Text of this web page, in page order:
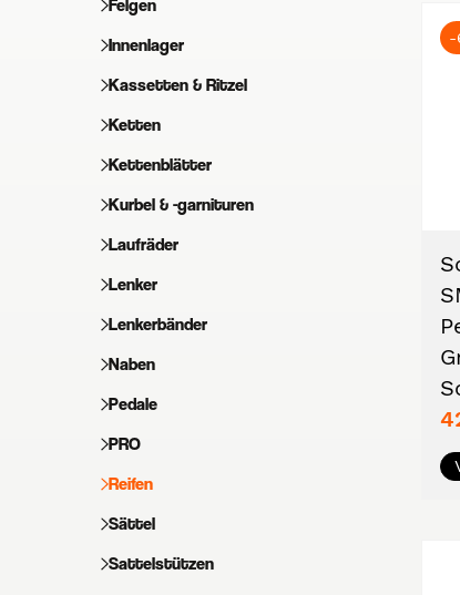
Felgen
Innenlager
Kassetten & Ritzel
Ketten
Kettenblätter
Kurbel & -garnituren
Laufräder
Lenker
Lenkerbänder
Naben
Pedale
PRO
Reifen
Sättel
Sattelstützen
-